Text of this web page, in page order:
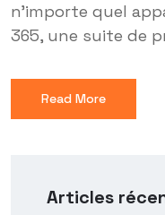
n’importe quel
365, une suite de
Read More
Articles